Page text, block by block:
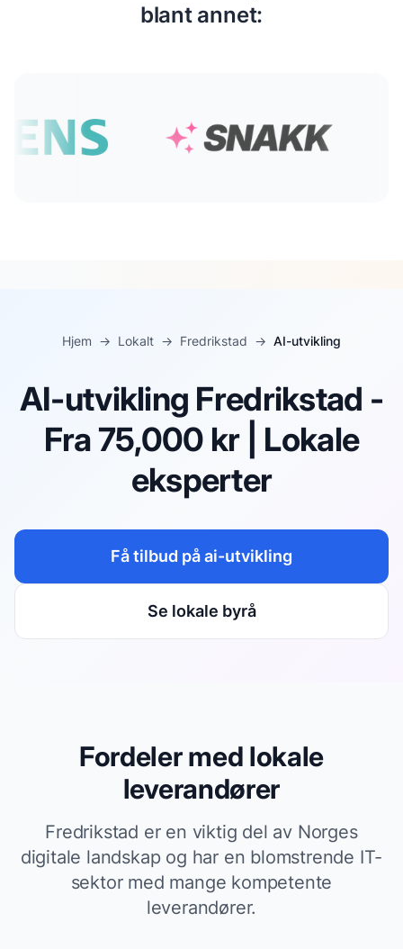
blant annet:
Hjem → Lokalt → Fredrikstad → AI-utvikling
AI-utvikling Fredrikstad -
Fra 75,000 kr | Lokale
eksperter
Få tilbud påai-utvikling
Se lokale byrå
Fordeler med lokale
leverandører
Fredrikstad er en viktig del av Norges
digitale landskap og har en blomstrende IT-
sektor med mange kompetente
leverandører.